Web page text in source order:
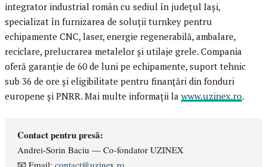
integrator industrial român cu sediul în județul Iași,
specializat în furnizarea de soluții turnkey pentru
echipamente CNC, laser, energie regenerabilă, ambalare,
reciclare, prelucrarea metalelor și utilaje grele. Compania
oferă garanție de 60 de luni pe echipamente, suport tehnic
sub 36 de ore și eligibilitate pentru finanțări din fonduri
europene și PNRR. Mai multe informații la www.uzinex.ro.
Contact pentru presă:
Andrei-Sorin Baciu — Co-fondator UZINEX
📧 Email: contact@uzinex.ro